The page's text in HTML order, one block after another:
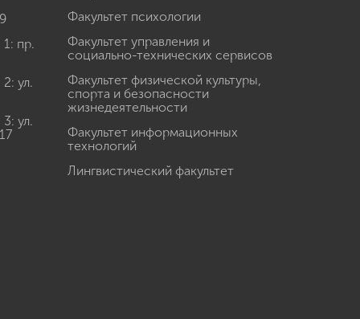
пр.
ул.
ул.
Факультет психологии
Факультет управления и
социально-технических сервисов
Факультет физической культуры,
спорта и безопасности
жизнедеятельности
Факультет информационных
технологий
Лингвистический факультет